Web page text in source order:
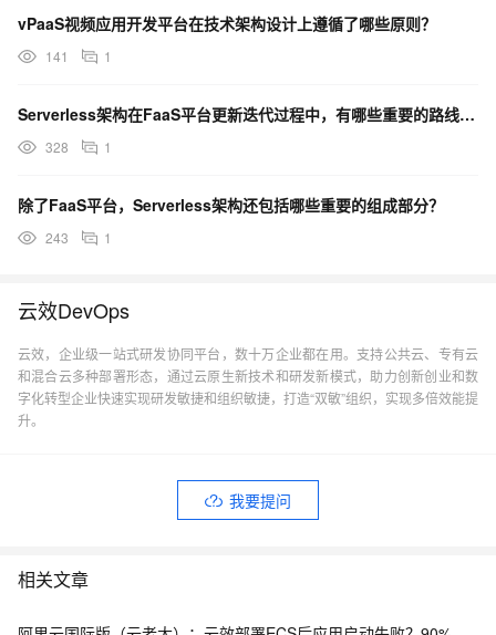
vPaaS视频应用开发平台在技术架构设计上遵循了哪些原则？
141 1
Serverless架构在FaaS平台更新迭代过程中，有哪些重要的路线逐渐清晰？
328 1
除了FaaS平台，Serverless架构还包括哪些重要的组成部分？
243 1
云效DevOps
云效，企业级一站式研发协同平台，数十万企业都在用。支持公共云、专有云
和混合云多种部署形态，通过云原生新技术和研发新模式，助力创新创业和数
字化转型企业快速实现研发敏捷和组织敏捷，打造“双敏”组织，实现多倍效能提
升。
我要提问
相关文章